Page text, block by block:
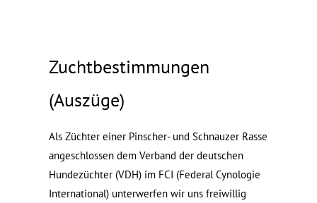
Zuchtbestimmungen
(Auszüge)
Als Züchter einer Pinscher- und Schnauzer Rasse
angeschlossen dem Verband der deutschen
Hundezüchter (VDH) im FCI (Federal Cynologie
International) unterwerfen wir uns freiwillig